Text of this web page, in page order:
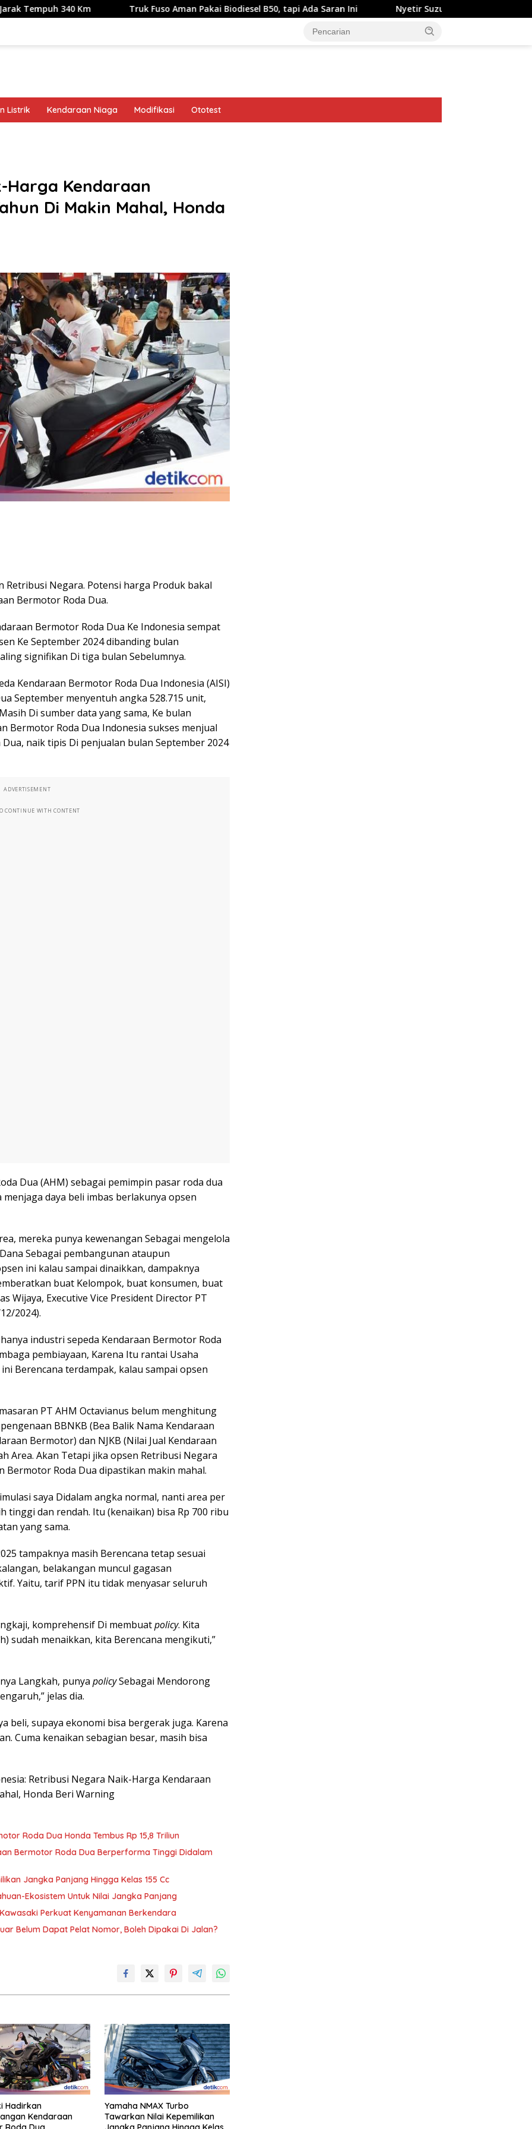
Km Truk Fuso Aman Pakai Biodiesel B50, tapi Ada Saran Ini Nyetir Suzuki XL7 Facelift Kini Lebih Damai
Listrik Kendaraan Niaga Modifikasi Ototest
Harga Kendaraan
Di Makin Mahal, Honda
Retribusi Negara. Potensi harga Produk bakal
Bermotor Roda Dua.
Bermotor Roda Dua Ke Indonesia sempat
Ke September 2024 dibanding bulan
signifikan Di tiga bulan Sebelumnya.
Kendaraan Bermotor Roda Dua Indonesia (AISI)
September menyentuh angka 528.715 unit,
Di sumber data yang sama, Ke bulan
Bermotor Roda Dua Indonesia sukses menjual
naik tipis Di penjualan bulan September 2024
ADVERTISEMENT
CONTINUE WITH CONTENT
Dua (AHM) sebagai pemimpin pasar roda dua
daya beli imbas berlakunya opsen
mereka punya kewenangan Sebagai mengelola
Sebagai pembangunan ataupun
ini kalau sampai dinaikkan, dampaknya
buat Kelompok, buat konsumen, buat
Wijaya, Executive Vice President Director PT
2024).
industri sepeda Kendaraan Bermotor Roda
pembiayaan, Karena Itu rantai Usaha
Berencana terdampak, kalau sampai opsen
PT AHM Octavianus belum menghitung
BBNKB (Bea Balik Nama Kendaraan
Bermotor) dan NJKB (Nilai Jual Kendaraan
Area. Akan Tetapi jika opsen Retribusi Negara
Roda Dua dipastikan makin mahal.
saya Didalam angka normal, nanti area per
tinggi dan rendah. Itu (kenaikan) bisa Rp 700 ribu
yang sama.
tampaknya masih Berencana tetap sesuai
belakangan muncul gagasan
Yaitu, tarif PPN itu tidak menyasar seluruh
komprehensif Di membuatpolicy. Kita
sudah menaikkan, kita Berencana mengikuti,”
Langkah, punya policySebagai Mendorong
jelas dia.
beli, supaya ekonomi bisa bergerak juga. Karena
Cuma kenaikan sebagian besar, masih bisa
Retribusi Negara Naik-Harga Kendaraan
Honda Beri Warning
Roda Dua Honda Tembus Rp 15,8 Triliun
Bermotor Roda Dua Berperforma Tinggi Didalam
Jangka Panjang Hingga Kelas 155 Cc
Ekosistem Untuk Nilai Jangka Panjang
Perkuat Kenyamanan Berkendara
Belum Dapat Pelat Nomor, Boleh Dipakai Di Jalan?
Hadirkan
Kendaraan
Yamaha NMAX Turbo
Tawarkan Nilai Kepemilikan